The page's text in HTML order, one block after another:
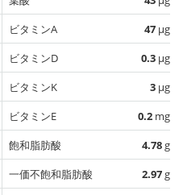
ビタミンA
47 µg
ビタミンD
0.3 µg
ビタミンK
3 µg
ビタミンE
0.2 mg
飽和脂肪酸
4.78g
一価不飽和脂肪酸
2.97g